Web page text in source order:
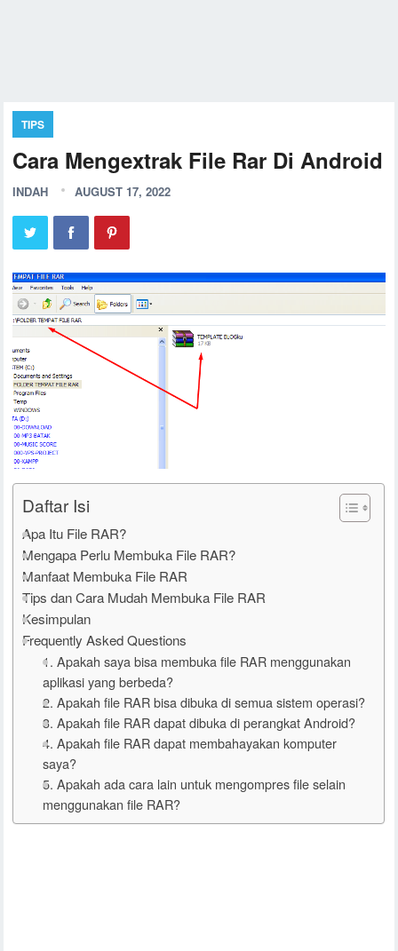
TIPS
Cara Mengextrak File Rar Di Android
INDAH AUGUST 17, 2022
Daftar Isi
Apa Itu File RAR?
Mengapa Perlu Membuka File RAR?
Manfaat Membuka File RAR
Tips dan Cara Mudah Membuka File RAR
Kesimpulan
Frequently Asked Questions
1. Apakah saya bisa membuka file RAR menggunakan
aplikasi yang berbeda?
2. Apakah file RAR bisa dibuka di semua sistem operasi?
3. Apakah file RAR dapat dibuka di perangkat Android?
4. Apakah file RAR dapat membahayakan komputer
saya?
5. Apakah ada cara lain untuk mengompres file selain
menggunakan file RAR?